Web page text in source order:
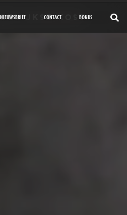
NIEUWSBRIEF CONTACT BONUS